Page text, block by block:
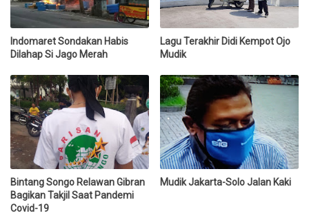
Indomaret Sondakan Habis
Dilahap Si Jago Merah
Lagu Terakhir Didi Kempot Ojo
Mudik
Bintang Songo Relawan Gibran
Bagikan Takjil Saat Pandemi
Covid-19
Mudik Jakarta-Solo Jalan Kaki